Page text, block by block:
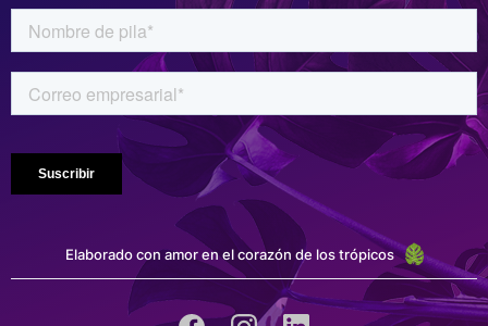
Elaborado con amor en el corazón de los trópicos